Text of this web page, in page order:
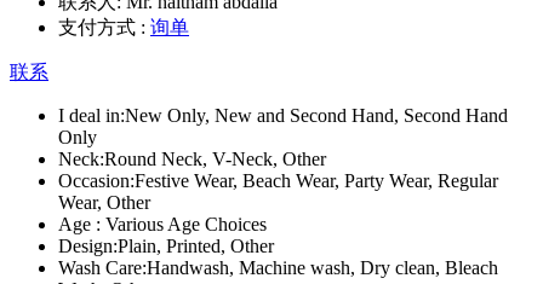
支付方式 : 询单
联系
I deal in:New Only, New and Second Hand, Second Hand
Only
Neck:Round Neck, V-Neck, Other
Occasion:Festive Wear, Beach Wear, Party Wear, Regular
Wear, Other
Age : Various Age Choices
Design:Plain, Printed, Other
Wash Care:Handwash, Machine wash, Dry clean, Bleach